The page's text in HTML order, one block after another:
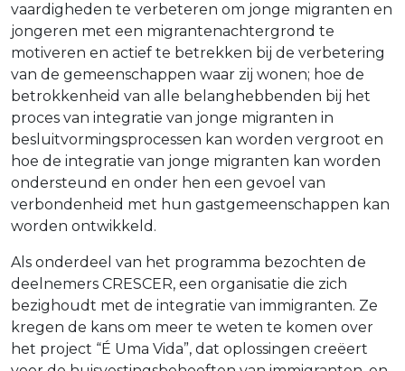
vaardigheden te verbeteren om jonge migranten en
jongeren met een migrantenachtergrond te
motiveren en actief te betrekken bij de verbetering
van de gemeenschappen waar zij wonen; hoe de
betrokkenheid van alle belanghebbenden bij het
proces van integratie van jonge migranten in
besluitvormingsprocessen kan worden vergroot en
hoe de integratie van jonge migranten kan worden
ondersteund en onder hen een gevoel van
verbondenheid met hun gastgemeenschappen kan
worden ontwikkeld.
Als onderdeel van het programma bezochten de
deelnemers CRESCER, een organisatie die zich
bezighoudt met de integratie van immigranten. Ze
kregen de kans om meer te weten te komen over
het project “É Uma Vida”, dat oplossingen creëert